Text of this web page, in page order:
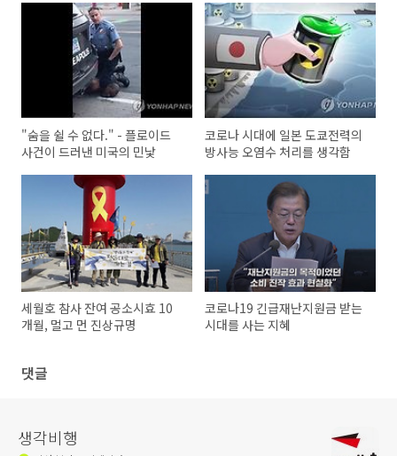
"숨을 쉴 수 없다." - 플로이드
사건이 드러낸 미국의 민낯
코로나 시대에 일본 도쿄전력의
방사능 오염수 처리를 생각함
세월호 참사 잔여 공소시효 10
개월, 멀고 먼 진상규명
코로나19 긴급재난지원금 받는
시대를 사는 지혜
댓글
생각비행